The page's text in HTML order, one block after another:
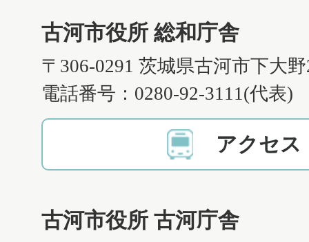
古河市役所 総和庁舎
〒306-0291 茨城県古河市下大
電話番号：0280-92-3111(代表)
アクセス
古河市役所 古河庁舎